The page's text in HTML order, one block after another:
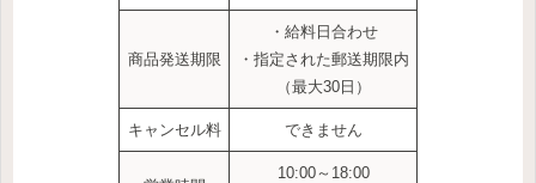
商品発送期限
・給料日合わせ
・指定された郵送期限内
（最大30日）
キャンセル料 できません
10:00～18:00